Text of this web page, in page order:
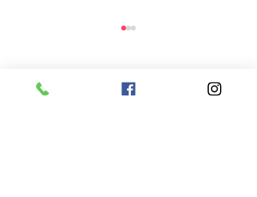
コメント